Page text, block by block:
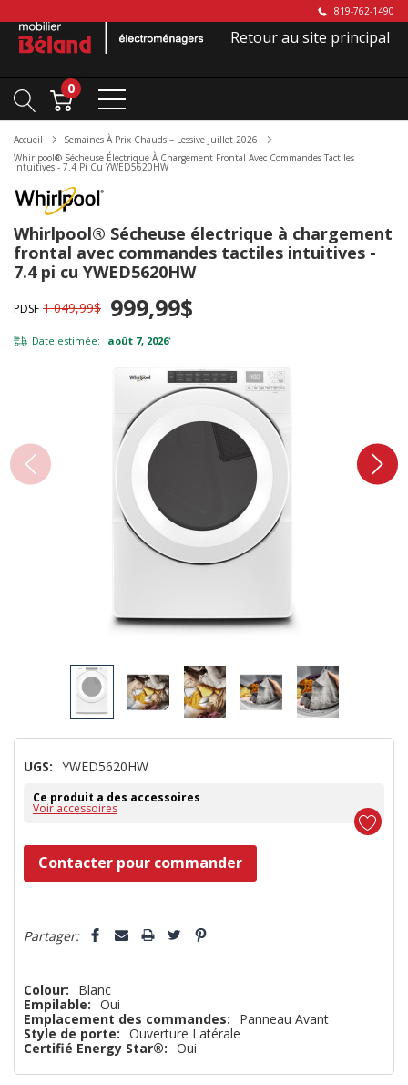
819-762-1490
Retour au site principal
0
Accueil
Semaines À Prix Chauds – Lessive Juillet 2026
Whirlpool® Sécheuse Électrique À Chargement Frontal Avec Commandes Tactiles
Intuitives - 7.4 Pi Cu YWED5620HW
Whirlpool® Sécheuse électrique à chargement
frontal avec commandes tactiles intuitives -
7.4 pi cu YWED5620HW
PDSF 1 049,99$ 999,99$
Date estimée: août 7, 2026*
UGS: YWED5620HW
Ce produit a des accessoires
Voir accessoires
Dépêchez-
vous!
n’en
plus
que
Contacter pour commander
Partager:
Colour:
Blanc
Empilable: Oui
Emplacement des commandes:
Panneau Avant
Style de porte: Ouverture Latérale
Certifié Energy Star®: Oui